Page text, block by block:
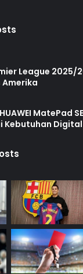
o
k
League
Amerika
MatePad
Kebutuhan